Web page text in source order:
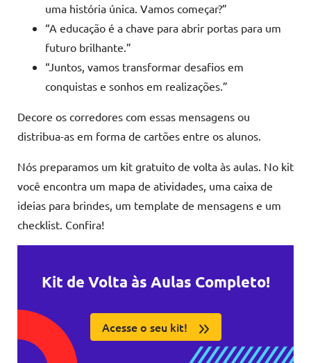
uma história única. Vamos começar?”
“A educação é a chave para abrir portas para um
futuro brilhante.”
“Juntos, vamos transformar desafios em
conquistas e sonhos em realizações.”
Decore os corredores com essas mensagens ou
distribua-as em forma de cartões entre os alunos.
Nós preparamos um kit gratuito de volta às aulas. No kit
você encontra um mapa de atividades, uma caixa de
ideias para brindes, um template de mensagens e um
checklist. Confira!
Kit de Volta às Aulas Completo!
Acesse o seu kit!